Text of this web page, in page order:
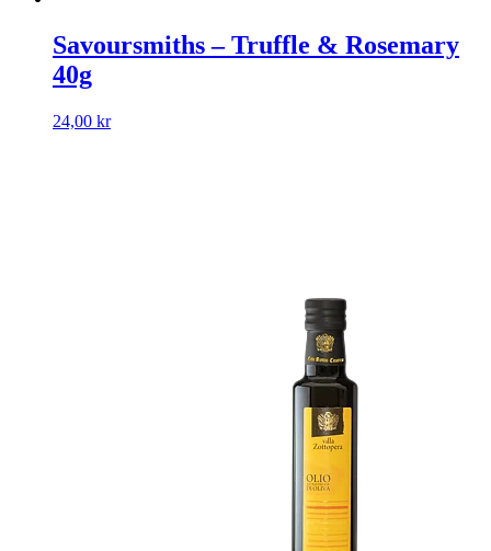
Savoursmiths – Truffle & Rosemary
40g
24,00 kr